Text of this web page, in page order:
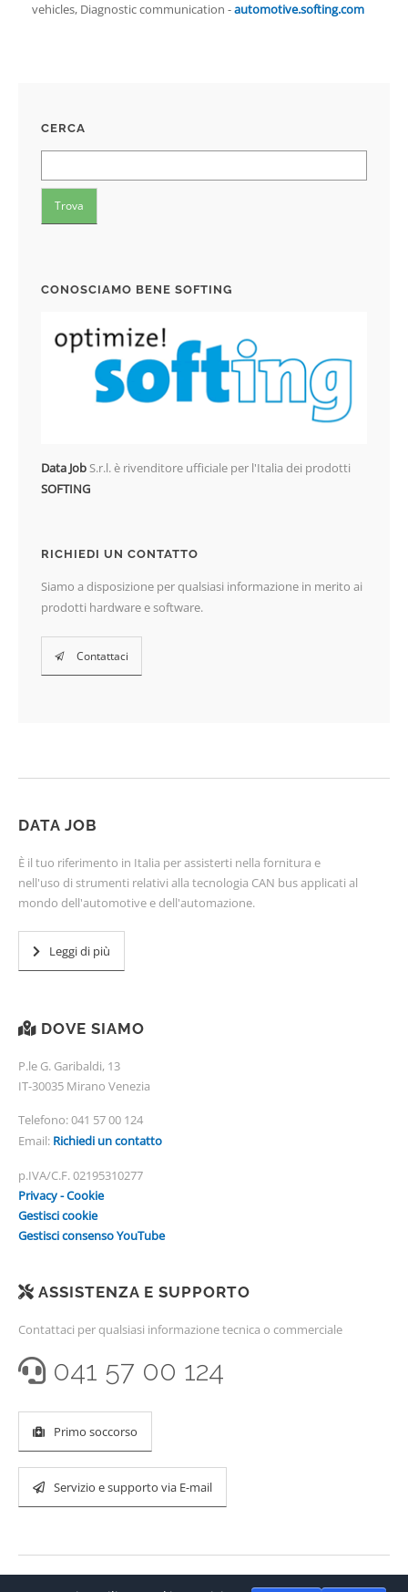
vehicles, Diagnostic communication -automotive.softing.com
CERCA
CONOSCIAMO BENE SOFTING
Data JobS.r.l. è rivenditore ufficiale per l'Italia dei prodotti
SOFTING
RICHIEDI UN CONTATTO
Siamo a disposizione per qualsiasi informazione in merito ai
prodotti hardware e software.
Contattaci
DATA JOB
È il tuo riferimento in Italia per assisterti nella fornitura e
nell'uso di strumenti relativi alla tecnologia CAN bus applicati al
mondo dell'automotive e dell'automazione.
Leggi di più
DOVE SIAMO
P.le G. Garibaldi, 13
IT-30035 Mirano Venezia
Telefono:041 57 00 124
Email: Richiedi un contatto
p.IVA/C.F. 02195310277
Privacy - Cookie
Gestisci cookie
Gestisci consenso YouTube
ASSISTENZA E SUPPORTO
Contattaci per qualsiasi informazione tecnica o commerciale
041 57 00 124
Primo soccorso
Servizio e supporto via E-mail